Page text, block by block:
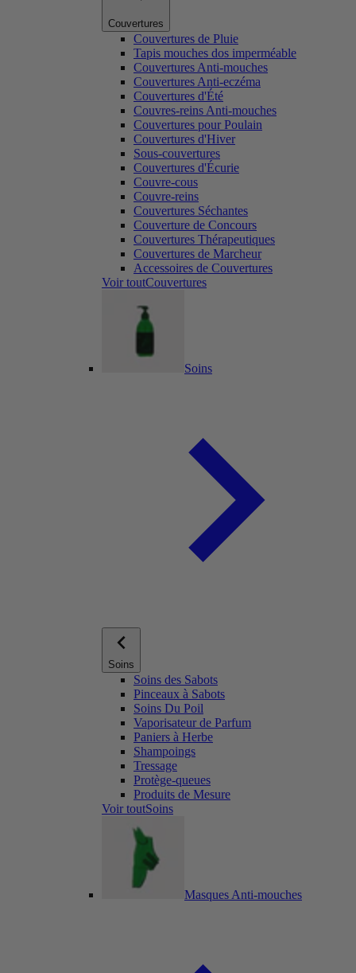
Couvertures
Couvertures de Pluie
Tapis mouches dos imperméable
Couvertures Anti-mouches
Couvertures Anti-eczéma
Couvertures d'Été
Couvres-reins Anti-mouches
Couvertures pour Poulain
Couvertures d'Hiver
Sous-couvertures
Couvertures d'Écurie
Couvre-cous
Couvre-reins
Couvertures Séchantes
Couverture de Concours
Couvertures Thérapeutiques
Couvertures de Marcheur
Accessoires de Couvertures
Voir toutCouvertures
Soins
Soins
Soins des Sabots
Pinceaux à Sabots
Soins Du Poil
Vaporisateur de Parfum
Paniers à Herbe
Shampoings
Tressage
Protège-queues
Produits de Mesure
Voir toutSoins
Masques Anti-mouches